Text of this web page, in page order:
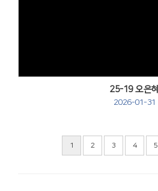
25-19 오은혜
2026-01-31
1 2 3 4 5